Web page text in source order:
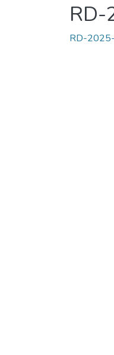
RD-
RD-